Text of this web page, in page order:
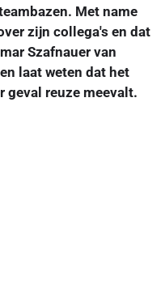
Met name
zijn collega's en dat
Szafnauer van
laat weten dat het
reuze meevalt.